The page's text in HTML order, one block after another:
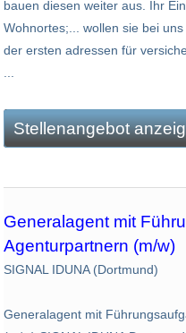
bauen diesen weiter aus. Ihr
Wohnortes;... wollen sie bei
der ersten adressen für
Stellenangebot
Generalagent mit
Agenturpartnern (m/w)
SIGNAL IDUNA (Dortmund)
Generalagent mit